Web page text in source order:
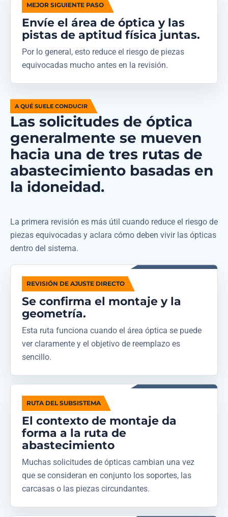
MEJOR SIGUIENTE PASO
Envíe el área de óptica y las
pistas de aptitud física juntas.
Por lo general, esto reduce el riesgo de piezas
equivocadas mucho antes en la revisión.
A QUÉ SUELE CONDUCIR
Las solicitudes de óptica
generalmente se mueven
hacia una de tres rutas de
abastecimiento basadas en
la idoneidad.
La primera revisión es más útil cuando reduce el riesgo de
piezas equivocadas y aclara cómo deben vivir las ópticas
dentro del sistema.
REVISIÓN DE AJUSTE DIRECTO
Se confirma el montaje y la
geometría.
Esta ruta funciona cuando el área óptica se puede
ver claramente y el objetivo de reemplazo es
sencillo.
RUTA DEL SUBSISTEMA
El contexto de montaje da
forma a la ruta de
abastecimiento
Muchas solicitudes de ópticas cambian una vez
que se consideran en conjunto los soportes, las
carcasas o las piezas circundantes.